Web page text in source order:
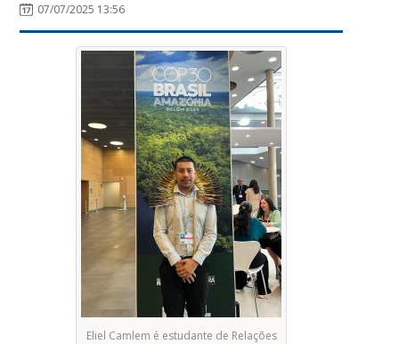
07/07/2025 13:56
Eliel Camlem é estudante de Relações